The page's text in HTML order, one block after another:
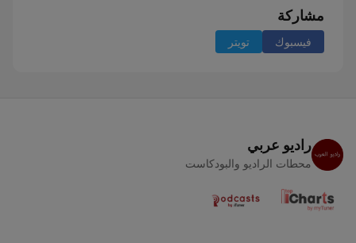
مشاركة
فيسبوك تويتر
راديو عربي
محطات الراديو والبودكاست